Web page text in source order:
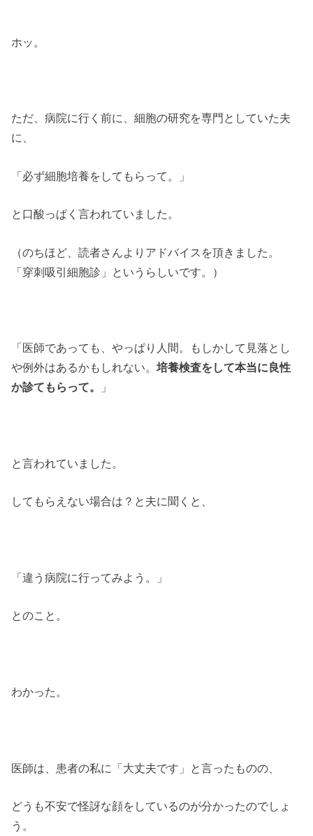
ホッ。
ただ、病院に行く前に、細胞の研究を専門としていた夫
に、
「必ず細胞培養をしてもらって。」
と口酸っぱく言われていました。
（のちほど、読者さんよりアドバイスを頂きました。
「穿刺吸引細胞診」というらしいです。）
「医師であっても、やっぱり人間。もしかして見落とし
や例外はあるかもしれない。培養検査をして本当に良性
か診てもらって。
」
と言われていました。
してもらえない場合は？と夫に聞くと、
「違う病院に行ってみよう。」
とのこと。
わかった。
医師は、患者の私に「大丈夫です」と言ったものの、
どうも不安で怪訝な顔をしているのが分かったのでしょ
う。